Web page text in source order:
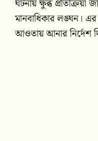
ঘটনায় ক্ষুব্ধ
মানবাধিকার লঙ্ঘন।
আওতায় আনার নির্দেশ